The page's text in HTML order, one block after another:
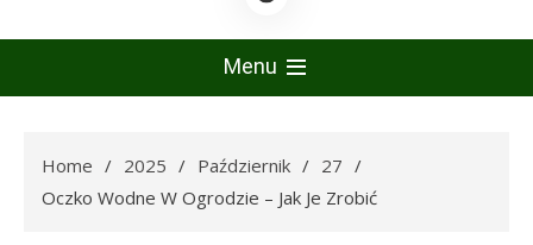
Menu
Home 2025 Październik
27
Oczko Wodne W Ogrodzie – Jak Je Zrobić